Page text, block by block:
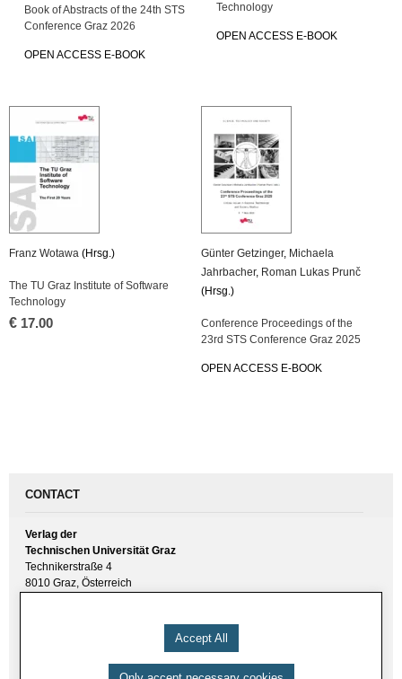
Book of Abstracts of the 24th STS
Conference Graz 2026
OPEN ACCESS E-BOOK
Technology
OPEN ACCESS E-BOOK
Franz Wotawa (Hrsg.)
The TU Graz Institute of Software
Technology
€ 17.00
Günter Getzinger, Michaela
Jahrbacher, Roman Lukas Prunč
(Hrsg.)
Conference Proceedings of the
23rd STS Conference Graz 2025
OPEN ACCESS E-BOOK
CONTACT
Verlag der
Technischen Universität Graz
Technikerstraße 4
8010 Graz, Österreich
Accept All